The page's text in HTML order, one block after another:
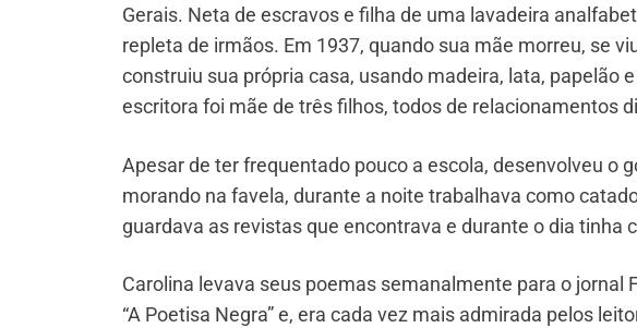
Gerais. Neta de escravos e filha de uma lavadeira
repleta de irmãos. Em 1937, quando sua mãe morreu, se
construiu sua própria casa, usando madeira, lata, papelão
escritora foi mãe de três filhos, todos de relacionamentos
Apesar de ter frequentado pouco a escola, desenvolveu o
morando na favela, durante a noite trabalhava como
guardava as revistas que encontrava e durante o dia tinha
Carolina levava seus poemas semanalmente para o jornal
“A Poetisa Negra” e, era cada vez mais admirada pelos